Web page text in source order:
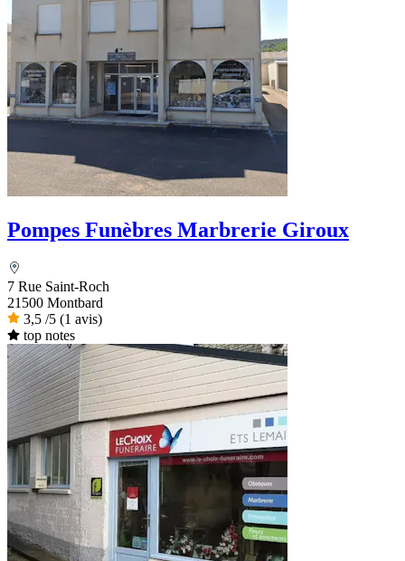
Pompes Funèbres Marbrerie Giroux
7 Rue Saint-Roch
21500 Montbard
3,5 /5 (1 avis)
top notes